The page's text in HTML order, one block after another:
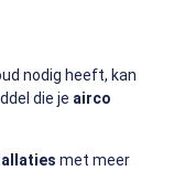
nodig heeft, kan
die je airco
met meer